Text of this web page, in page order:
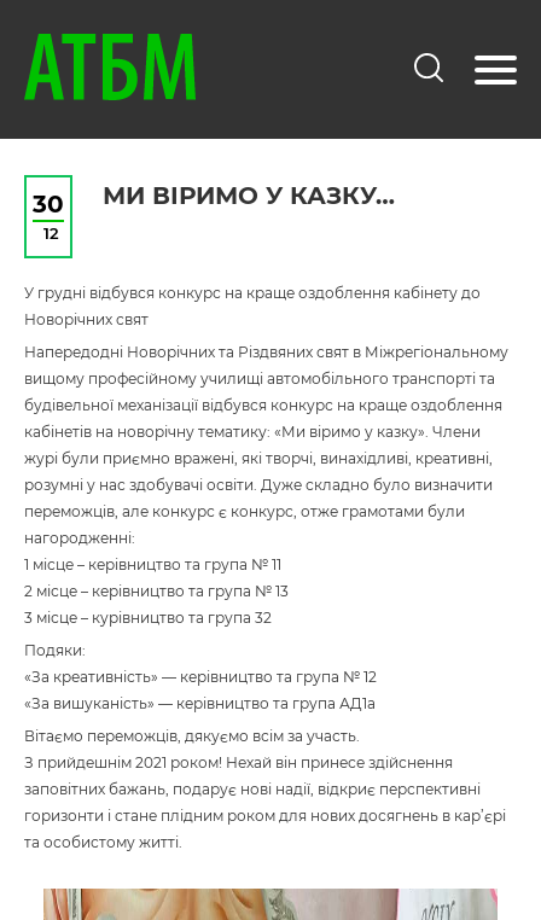
30
12
МИ ВІРИМО У КАЗКУ…
У грудні відбувся конкурс на краще оздоблення кабінету до
Новорічних свят
Напередодні Новорічних та Різдвяних свят в Міжрегіональному
вищому професійному училищі автомобільного транспорті та
будівельної механізації відбувся конкурс на краще оздоблення
кабінетів на новорічну тематику: «Ми віримо у казку». Члени
журі були приємно вражені, які творчі, винахідливі, креативні,
розумні у нас здобувачі освіти. Дуже складно було визначити
переможців, але конкурс є конкурс, отже грамотами були
нагородженні:
1 місце – керівництво та група № 11
2 місце – керівництво та група № 13
3 місце – курівництво та група 32
Подяки:
«За креативність» — керівництво та група № 12
«За вишуканість» — керівництво та група АД1а
Вітаємо переможців, дякуємо всім за участь.
З прийдешнім 2021 роком! Нехай він принесе здійснення
заповітних бажань, подарує нові надії, відкриє перспективні
горизонти і стане плідним роком для нових досягнень в кар’єрі
та особистому житті.